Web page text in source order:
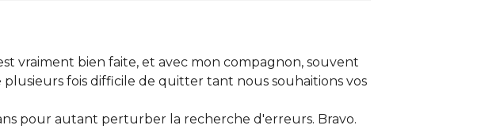
vraiment bien faite, et avec mon compagnon, souvent
fois difficile de quitter tant nous souhaitions vos
pour autant perturber la recherche d'erreurs. Bravo.